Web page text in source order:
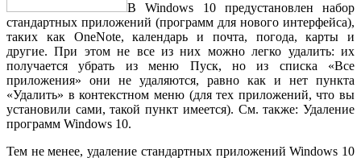
В Windows 10 предустановлен набор
стандартных приложений (программ для нового интерфейса),
таких как OneNote, календарь и почта, погода, карты и
другие. При этом не все из них можно легко удалить: их
получается убрать из меню Пуск, но из списка «Все
приложения» они не удаляются, равно как и нет пункта
«Удалить» в контекстном меню (для тех приложений, что вы
установили сами, такой пункт имеется). См. также: Удаление
программ Windows 10.
Тем не менее, удаление стандартных приложений Windows 10